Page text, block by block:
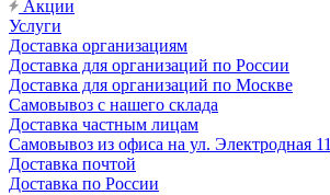
Акции
Услуги
Доставка организациям
Доставка для организаций по России
Доставка для организаций по Москве
Самовывоз с нашего склада
Доставка частным лицам
Самовывоз из офиса на ул. Электродная 11
Доставка почтой
Доставка по России